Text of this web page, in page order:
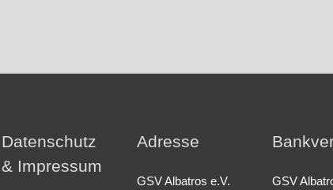
Datenschutz
& Impressum
Adresse
GSV Albatros e.V. GSV